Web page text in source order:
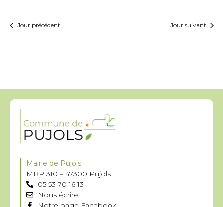
Jour précédent Jour suivant
Mairie de Pujols
MBP 310 – 47300 Pujols
05 53 70 16 13
Nous écrire
Notre page Facebook